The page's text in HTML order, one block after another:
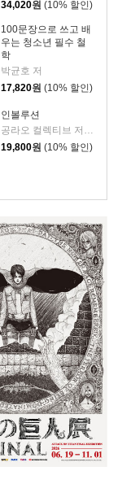
34,020원 (10% 할인)
100문장으로 쓰고 배
우는 청소년 필수 철
학
박균호 저
17,820원 (10% 할인)
인볼루션
19,800원 (10% 할인)